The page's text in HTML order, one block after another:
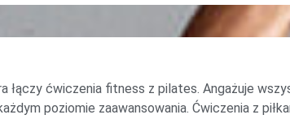
łączy ćwiczenia fitness z pilates. Angażuje
poziomie zaawansowania. Ćwiczenia z